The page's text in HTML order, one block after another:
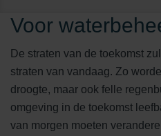
Voor
De straten van de toekomst
straten van vandaag. Zo
droogte, maar ook felle
omgeving in de toekomst
van morgen moeten